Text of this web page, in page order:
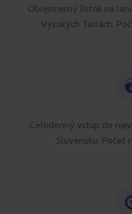
Obojsmerný lístok na
Vysokých Tatrách.
Celodenný vstup do
Slovensku. Počet